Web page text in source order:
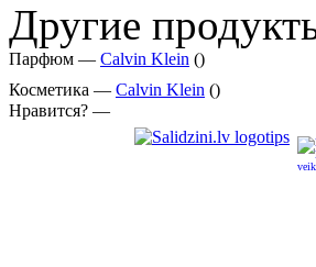
Другие
Парфюм — Calvin Klein ()
Косметика — Calvin Klein ()
Нравится? —